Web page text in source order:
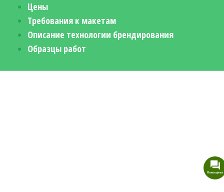
Цены
Требования к макетам
Описание технологии брендирования
Образцы работ
Помощник